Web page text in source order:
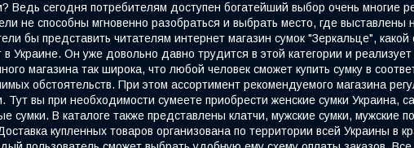
Ведь сегодня потребителям доступен богатейший выбор очень многие
не способны мгновенно разобраться и выбрать место, где
бы представить читателям интернет магазин сумок "Зеркальце",
Украине. Он уже довольно давно трудится в этой категории и
магазина так широка, что любой человек сможет купить сумку в
обстоятельств. При этом ассортимент рекомендуемого магазина
Тут вы при необходимости сумеете приобрести женские сумки Украина,
сумки. В каталоге также представлены клатчи, мужские сумки,
купленных товаров организована по территории всей Украины